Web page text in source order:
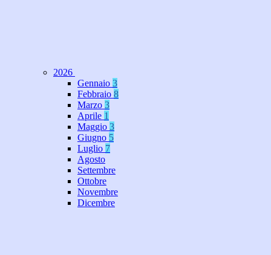
2026
Gennaio 3
Febbraio 8
Marzo 3
Aprile 1
Maggio 3
Giugno 5
Luglio 7
Agosto
Settembre
Ottobre
Novembre
Dicembre